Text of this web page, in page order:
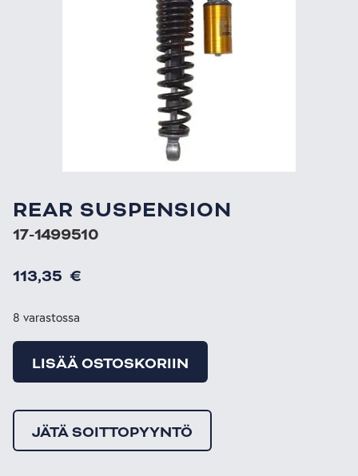
REAR SUSPENSION
17-1499510
113,35 €
8 varastossa
LISÄÄ OSTOSKORIIN
JÄTÄ SOITTOPYYNTÖ